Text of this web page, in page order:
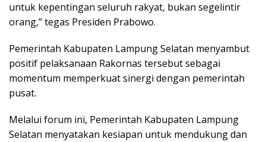
untuk kepentingan seluruh rakyat, bukan segelintir
orang,” tegas Presiden Prabowo.
Pemerintah Kabupaten Lampung Selatan menyambut
positif pelaksanaan Rakornas tersebut sebagai
momentum memperkuat sinergi dengan pemerintah
pusat.
Melalui forum ini, Pemerintah Kabupaten Lampung
Selatan menyatakan kesiapan untuk mendukung dan